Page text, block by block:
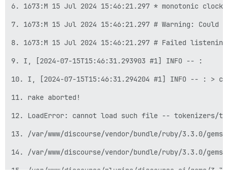
6. 1673:M 15 Jul 2024 15:46:21.297 * monotonic clock:
7. 1673:M 15 Jul 2024 15:46:21.297 # Warning:
8. 1673:M 15 Jul 2024 15:46:21.297 # Failed
9. I, [2024-07-15T15:46:31.293903 #1] INFO -- :
10. I, [2024-07-15T15:46:31.294204 #1] INFO -- : >
11. rake aborted!
12. LoadError: cannot load such file -- tokenizers/
13. /var/www/discourse/vendor/bundle/ruby/3.3.0/
14. /var/www/discourse/vendor/bundle/ruby/3.3.0/
15. /var/www/discourse/plugins/discourse-ai/gems/